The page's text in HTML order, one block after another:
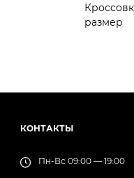
размер
КОНТАКТЫ
Пн-Вс 09:00 — 19:00